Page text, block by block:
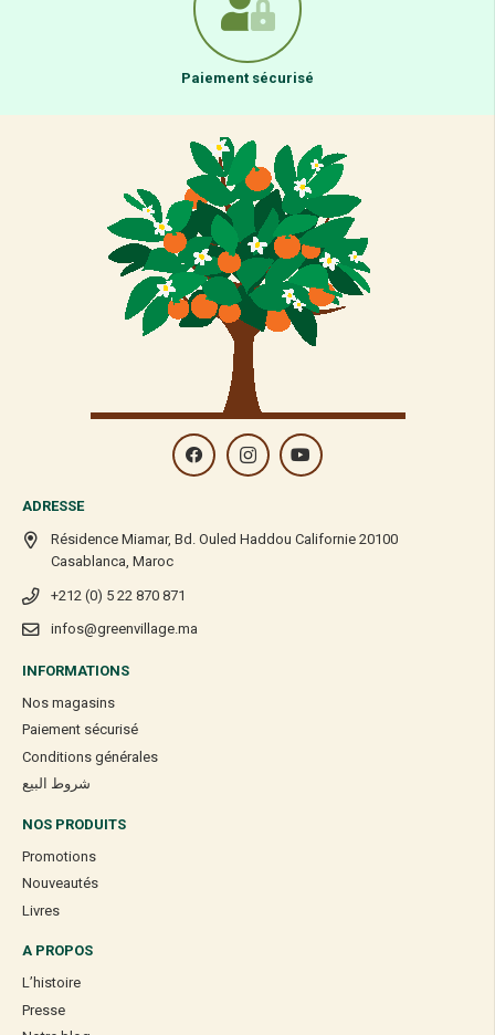
Paiement sécurisé
ADRESSE
Résidence Miamar, Bd. Ouled Haddou Californie 20100
Casablanca, Maroc
+212 (0) 5 22 870 871
infos@greenvillage.ma
INFORMATIONS
Nos magasins
Paiement sécurisé
Conditions générales
شروط البيع
NOS PRODUITS
Promotions
Nouveautés
Livres
A PROPOS
L’histoire
Presse